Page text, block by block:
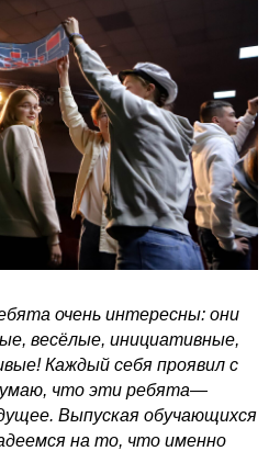
очень интересны: они
весёлые, инициативные,
Каждый себя проявил с
что эти ребята—
Выпуская обучающихся
на то, что именно